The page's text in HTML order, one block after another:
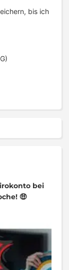
bis ich
bei
🤑